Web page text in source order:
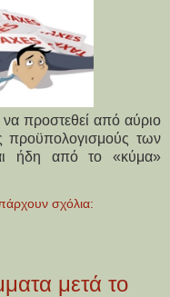
προστεθεί από αύριο
προϋπολογισμούς των
ήδη από το «κύμα»
σχόλια:
μετά το